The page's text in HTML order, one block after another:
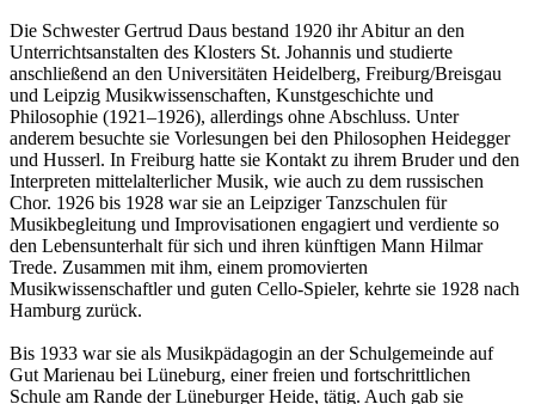
Die Schwester Gertrud Daus bestand 1920 ihr Abitur an den
Unterrichtsanstalten des Klosters St. Johannis und studierte
anschließend an den Universitäten Heidelberg, Freiburg/Breisgau
und Leipzig Musikwissenschaften, Kunstgeschichte und
Philosophie (1921–1926), allerdings ohne Abschluss. Unter
anderem besuchte sie Vorlesungen bei den Philosophen Heidegger
und Husserl. In Freiburg hatte sie Kontakt zu ihrem Bruder und den
Interpreten mittelalterlicher Musik, wie auch zu dem russischen
Chor. 1926 bis 1928 war sie an Leipziger Tanzschulen für
Musikbegleitung und Improvisationen engagiert und verdiente so
den Lebensunterhalt für sich und ihren künftigen Mann Hilmar
Trede. Zusammen mit ihm, einem promovierten
Musikwissenschaftler und guten Cello-Spieler, kehrte sie 1928 nach
Hamburg zurück.
Bis 1933 war sie als Musikpädagogin an der Schulgemeinde auf
Gut Marienau bei Lüneburg, einer freien und fortschrittlichen
Schule am Rande der Lüneburger Heide, tätig. Auch gab sie